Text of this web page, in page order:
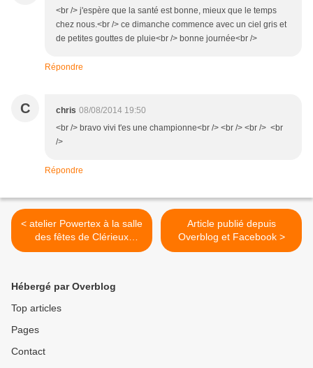
<br /> j'espère que la santé est bonne, mieux que le temps
chez nous.<br /> ce dimanche commence avec un ciel gris et
de petites gouttes de pluie<br /> bonne journée<br />
Répondre
C chris 08/08/2014 19:50
<br /> bravo vivi t'es une championne<br /> <br /> <br /> <br
/>
Répondre
< atelier Powertex à la salle
des fêtes de Clérieux
(Drôme-26)
Article publié depuis
Overblog et Facebook >
Hébergé par Overblog
Top articles
Pages
Contact